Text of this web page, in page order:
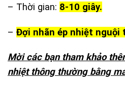
– Thời gian: 8-10 giây.
– Đợi nhãn ép nhiệt nguội
Mời các bạn tham khảo
nhiệt thông thường bằng